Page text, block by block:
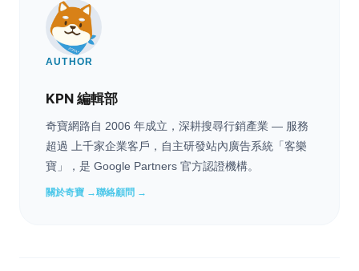
AUTHOR
KPN 編輯部
奇寶網路自 2006 年成立，深耕搜尋行銷產業 — 服務
超過 上千家企業客戶，自主研發站內廣告系統「客樂
寶」，是 Google Partners 官方認證機構。
關於奇寶 →聯絡顧問 →